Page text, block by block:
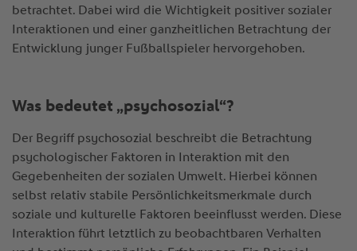
betrachtet. Dabei wird die Wichtigkeit positiver sozialer
Interaktionen und einer ganzheitlichen Betrachtung der
Entwicklung junger Fußballspieler hervorgehoben.
Was bedeutet „psychosozial“?
Der Begriff psychosozial beschreibt die Betrachtung
psychologischer Faktoren in Interaktion mit den
Gegebenheiten der sozialen Umwelt. Hierbei können
selbst relativ stabile Persönlichkeitsmerkmale durch
soziale und kulturelle Faktoren beeinflusst werden. Diese
Interaktion führt letztlich zu beobachtbaren Verhalten